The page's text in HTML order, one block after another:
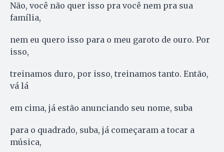
Não, você não quer isso pra você nem pra sua
família,
nem eu quero isso para o meu garoto de ouro. Por
isso,
treinamos duro, por isso, treinamos tanto. Então,
vá lá
em cima, já estão anunciando seu nome, suba
para o quadrado, suba, já começaram a tocar a
música,